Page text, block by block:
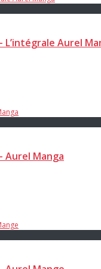
L’intégrale Aurel
Aurel Manga